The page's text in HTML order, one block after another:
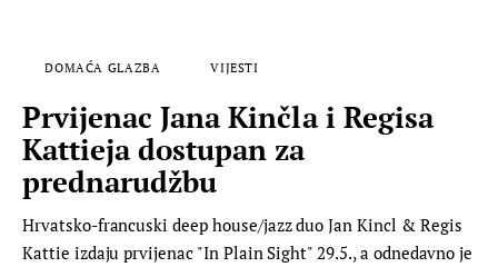
FILM
MUSIC BOX
DOMAĆA GLAZBA VIJESTI
Prvijenac Jana Kinčla i Regisa
Kattieja dostupan za
prednarudžbu
Hrvatsko-francuski deep house/jazz duo Jan Kincl & Regis
Kattie izdaju prvijenac "In Plain Sight" 29.5., a odnedavno je